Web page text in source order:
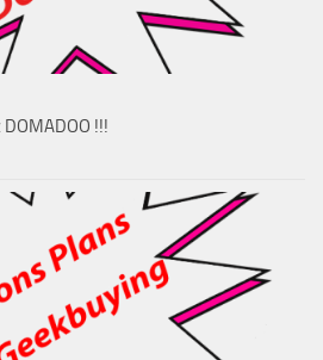
!!!